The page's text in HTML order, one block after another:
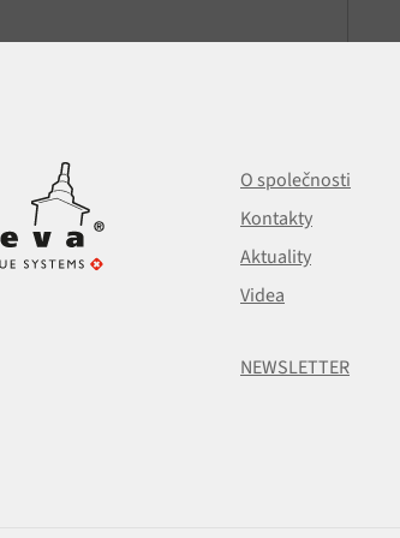
O společnosti
Kontakty
Aktuality
Videa
NEWSLETTER